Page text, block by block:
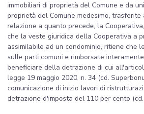
immobiliari di proprietà del Comune e da
proprietà del Comune medesimo, trasferite
relazione a quanto precede, la
che la veste giuridica della Cooperativa a
assimilabile ad un condominio, ritiene che
sulle parti comuni e rimborsate
beneficiare della detrazione di cui
legge 19 maggio 2020, n. 34 (cd.
comunicazione di inizio lavori di
detrazione d'imposta del 110 per cento